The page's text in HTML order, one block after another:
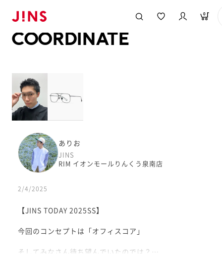
0
COORDINATE
ありお
JINS
RIM イオンモールりんくう泉南店
2/4/2025
【JINS TODAY 2025SS】
今回のコンセプトは「オフィスコア」
そしてみなさん待ち望んでいたのでは？